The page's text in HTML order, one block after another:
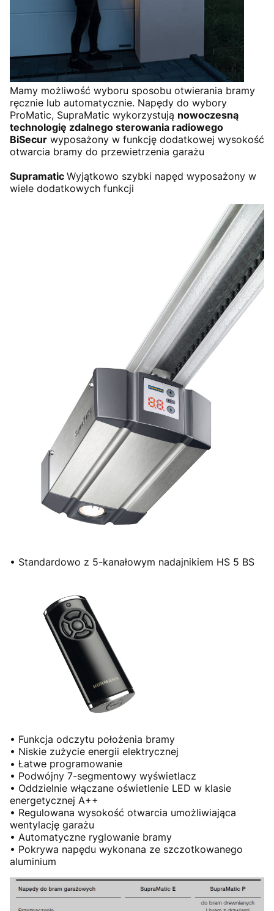
Mamy możliwość wyboru sposobu otwierania bramy
ręcznie lub automatycznie. Napędy do wybory
ProMatic, SupraMatic wykorzystują nowoczesną
technologię zdalnego sterowania radiowego
BiSecur wyposażony w funkcję dodatkowej wysokość
otwarcia bramy do przewietrzenia garażu
Supramatic Wyjątkowo szybki napęd wyposażony w
wiele dodatkowych funkcji
• Standardowo z 5-kanałowym nadajnikiem HS 5 BS
• Funkcja odczytu położenia bramy
• Niskie zużycie energii elektrycznej
• Łatwe programowanie
• Podwójny 7-segmentowy wyświetlacz
• Oddzielnie włączane oświetlenie LED w klasie
energetycznej A++
• Regulowana wysokość otwarcia umożliwiająca
wentylację garażu
• Automatyczne ryglowanie bramy
• Pokrywa napędu wykonana ze szczotkowanego
aluminium